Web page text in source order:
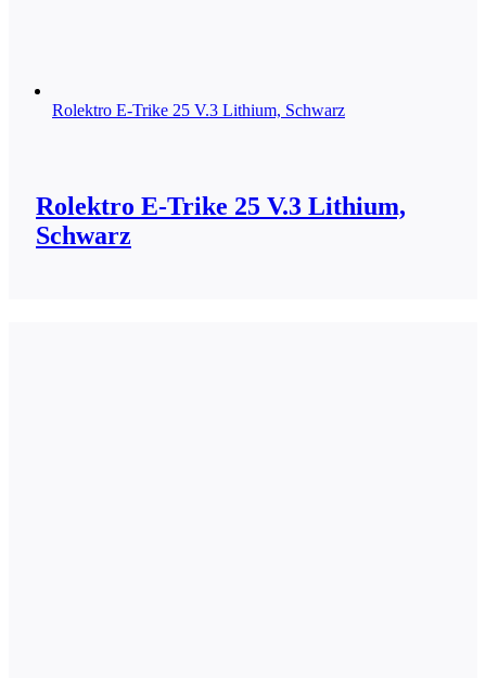
Rolektro E-Trike 25 V.3 Lithium, Schwarz
Rolektro E-Trike 25 V.3 Lithium,
Schwarz